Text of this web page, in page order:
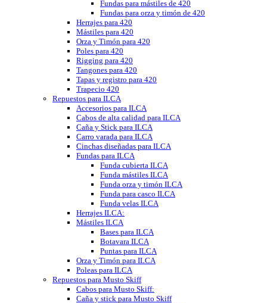
Fundas para mástiles de 420
Fundas para orza y timón de 420
Herrajes para 420
Mástiles para 420
Orza y Timón para 420
Poles para 420
Rigging para 420
Tangones para 420
Tapas y registro para 420
Trapecio 420
Repuestos para ILCA
Accesorios para ILCA
Cabos de alta calidad para ILCA
Caña y Stick para ILCA
Carro varada para ILCA
Cinchas diseñadas para ILCA
Fundas para ILCA
Funda cubierta ILCA
Funda mástiles ILCA
Funda orza y timón ILCA
Funda para casco ILCA
Funda velas ILCA
Herrajes ILCA:
Mástiles ILCA
Bases para ILCA
Botavara ILCA
Puntas para ILCA
Orza y Timón para ILCA
Poleas para ILCA
Repuestos para Musto Skiff
Cabos para Musto Skiff:
Caña y stick para Musto Skiff